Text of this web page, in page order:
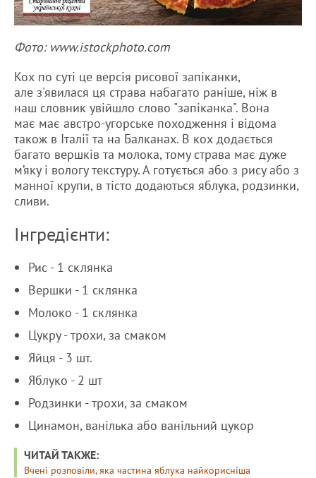
Фото: www.istockphoto.com
Кох по суті це версія рисової запіканки,
але з'явилася ця страва набагато раніше, ніж в
наш словник увійшло слово "запіканка". Вона
має має австро-угорське походження і відома
також в Італії та на Балканах. В кох додається
багато вершків та молока, тому страва має дуже
м’яку і вологу текстуру. А готується або з рису або з
манної крупи, в тісто додаються яблука, родзинки,
сливи.
Інгредієнти:
Рис - 1 склянка
Вершки - 1 склянка
Молоко - 1 склянка
Цукру - трохи, за смаком
Яйця - 3 шт.
Яблуко - 2 шт
Родзинки - трохи, за смаком
Цинамон, ванілька або ванільний цукор
ЧИТАЙ ТАКЖЕ:
Вчені розповіли, яка частина яблука найкорисніша